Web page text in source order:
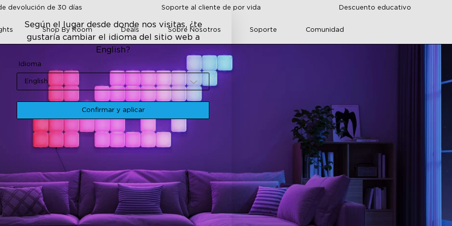
devolución de 30 días Soporte al cliente de por vida Descuento educativo
Shop By Room Deals Sobre Nosotros Soporte Comunidad
Según el lugar desde donde nos visitas, ¿te
gustaría cambiar el idioma del sitio web a
English?
Idioma
English
Confirmar y aplicar